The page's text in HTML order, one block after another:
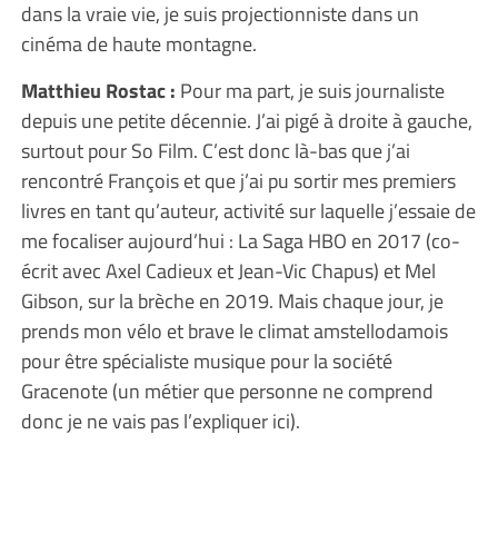
dans la vraie vie, je suis projectionniste dans un
cinéma de haute montagne.
Matthieu Rostac : Pour ma part, je suis journaliste
depuis une petite décennie. J’ai pigé à droite à gauche,
surtout pour So Film. C’est donc là-bas que j’ai
rencontré François et que j’ai pu sortir mes premiers
livres en tant qu’auteur, activité sur laquelle j’essaie de
me focaliser aujourd’hui : La Saga HBO en 2017 (co-
écrit avec Axel Cadieux et Jean-Vic Chapus) et Mel
Gibson, sur la brèche en 2019. Mais chaque jour, je
prends mon vélo et brave le climat amstellodamois
pour être spécialiste musique pour la société
Gracenote (un métier que personne ne comprend
donc je ne vais pas l’expliquer ici).